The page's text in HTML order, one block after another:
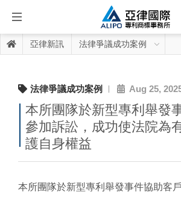
亞律新訊 法律爭議成功案例
法律爭議成功案例 Aug 25,
本所團隊於新型專利舉發
參加訴訟，成功使法院為
護自身權益
本所團隊於新型專利舉發事件協助客